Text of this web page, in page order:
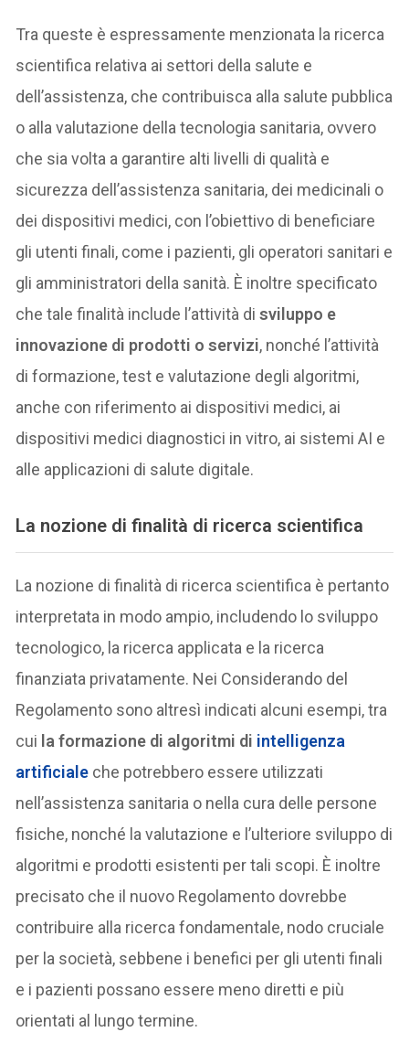
Tra queste è espressamente menzionata la ricerca
scientifica relativa ai settori della salute e
dell’assistenza, che contribuisca alla salute pubblica
o alla valutazione della tecnologia sanitaria, ovvero
che sia volta a garantire alti livelli di qualità e
sicurezza dell’assistenza sanitaria, dei medicinali o
dei dispositivi medici, con l’obiettivo di beneficiare
gli utenti finali, come i pazienti, gli operatori sanitari e
gli amministratori della sanità. È inoltre specificato
che tale finalità include l’attività di sviluppo e
innovazione di prodotti o servizi, nonché l’attività
di formazione, test e valutazione degli algoritmi,
anche con riferimento ai dispositivi medici, ai
dispositivi medici diagnostici in vitro, ai sistemi AI e
alle applicazioni di salute digitale.
La nozione di finalità di ricerca scientifica
La nozione di finalità di ricerca scientifica è pertanto
interpretata in modo ampio, includendo lo sviluppo
tecnologico, la ricerca applicata e la ricerca
finanziata privatamente. Nei Considerando del
Regolamento sono altresì indicati alcuni esempi, tra
cui la formazione di algoritmi di intelligenza
artificiale che potrebbero essere utilizzati
nell’assistenza sanitaria o nella cura delle persone
fisiche, nonché la valutazione e l’ulteriore sviluppo di
algoritmi e prodotti esistenti per tali scopi. È inoltre
precisato che il nuovo Regolamento dovrebbe
contribuire alla ricerca fondamentale, nodo cruciale
per la società, sebbene i benefici per gli utenti finali
e i pazienti possano essere meno diretti e più
orientati al lungo termine.